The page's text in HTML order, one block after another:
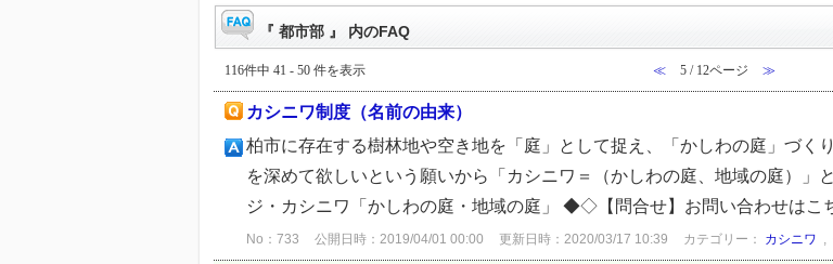
『 都市部 』 内のFAQ
116件中 41 - 50 件を表示 ≪ 5 / 12ページ ≫
カシニワ制度（名前の由来）
柏市に存在する樹林地や空き地を「庭」として捉え、「かしわの庭」づく
を深めて欲しいという願いから「カシニワ＝（かしわの庭、地域の庭）」
ジ・カシニワ「かしわの庭・地域の庭」 ◆◇【問合せ】お問い合わせはこ
No：733 公開日時：2019/04/01 00:00 更新日時：2020/03/17 10:39 カテゴリー： カシニワ ,